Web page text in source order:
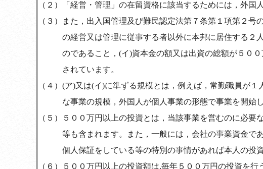
（２）
「経営・管理」の在留資格に該当するためには，外
（３）
また，出入国管理及び難民認定法第７条第１項第２
の経営又は管理に従事する者以外に本邦に居住する２
のであること，(イ)資本金の額又は出資の総額が５０
されています。
（４） (ア)又は(イ)に準ずる規模とは，例えば，常勤職員が
な事業の規模，外国人が個人事業の形態で事業を開始
（５）
５００万円以上の投資とは，当該事業を営むのに必
等も含まれます。また，一般には，会社の事業資金で
個人保証をしている等の特別の事情があれば本人の投
（６）
５００万円以上の投資額は,毎年５００万円の投資を